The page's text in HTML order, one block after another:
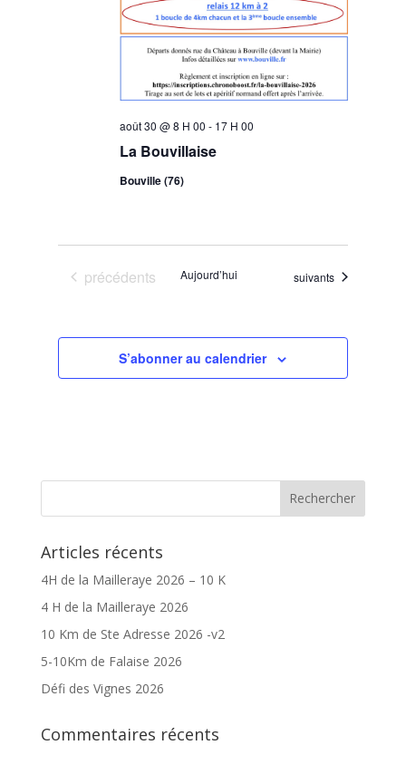
La Bouvillaise
août 30 @ 8 H 00 - 17 H 00
Bouville (76)
Évènements
précédents Aujourd’hui Évènements
suivants
S’abonner au calendrier
Articles récents
4H de la Mailleraye 2026 – 10 K
4 H de la Mailleraye 2026
10 Km de Ste Adresse 2026 -v2
5-10Km de Falaise 2026
Défi des Vignes 2026
Commentaires récents